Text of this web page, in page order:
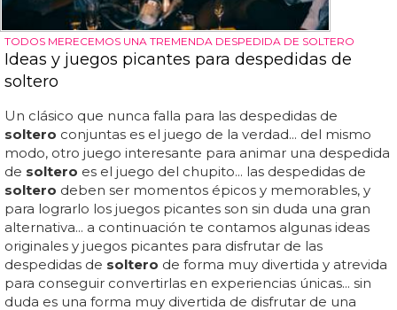
TODOS MERECEMOS UNA TREMENDA DESPEDIDA DE SOLTERO
Ideas y juegos picantes para despedidas de
soltero
Un clásico que nunca falla para las despedidas de
soltero conjuntas es el juego de la verdad... del mismo
modo, otro juego interesante para animar una despedida
de soltero es el juego del chupito... las despedidas de
soltero deben ser momentos épicos y memorables, y
para lograrlo los juegos picantes son sin duda una gran
alternativa... a continuación te contamos algunas ideas
originales y juegos picantes para disfrutar de las
despedidas de soltero de forma muy divertida y atrevida
para conseguir convertirlas en experiencias únicas... sin
duda es una forma muy divertida de disfrutar de una